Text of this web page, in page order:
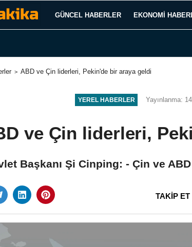
GÜNCEL HABERLER EKONOMI
ABD ve Çin liderleri, Pekin'de bir araya geldi
YEREL HABERLER Yayınlanma:
ve Çin liderleri,
Başkanı Şi Cinping: - Çin ve
TAKİP ET